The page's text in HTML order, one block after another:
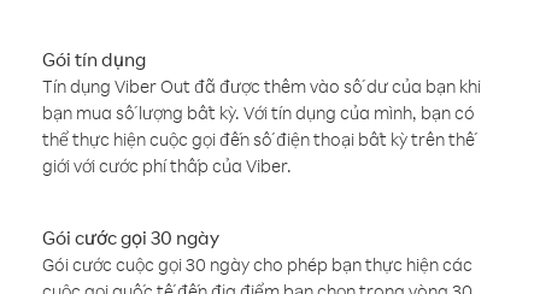
Gói tín dụng
Tín dụng Viber Out đã được thêm vào số dư của bạn khi
bạn mua số lượng bất kỳ. Với tín dụng của mình, bạn có
thể thực hiện cuộc gọi đến số điện thoại bất kỳ trên thế
giới với cước phí thấp của Viber.
Gói cước gọi 30 ngày
Gói cước cuộc gọi 30 ngày cho phép bạn thực hiện các